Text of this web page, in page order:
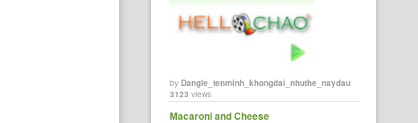
byDangle_tenminh_khongdai_nhuthe_naydau
3123 views
Macaroni and Cheese